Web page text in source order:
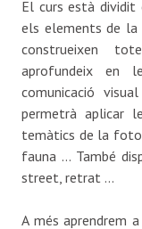
El curs està dividit
els elements de la
construeixen
aprofundeix en
comunicació
permetrà aplicar
temàtics de la
fauna … També
street, retrat …
A més aprendrem